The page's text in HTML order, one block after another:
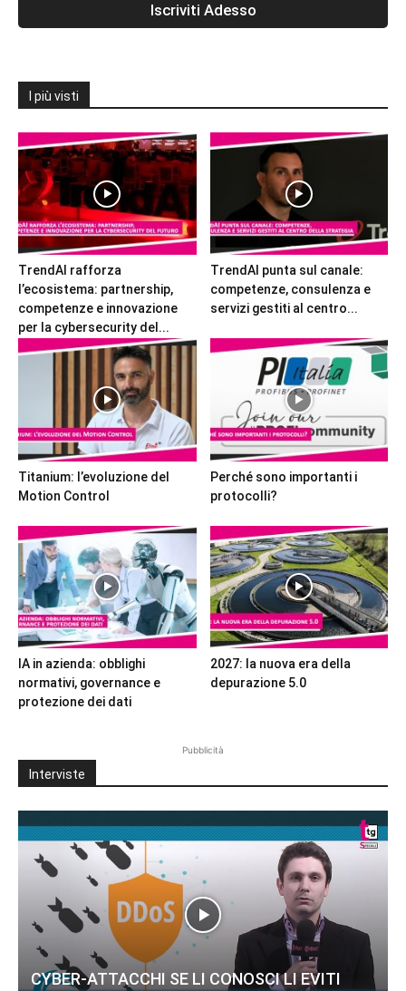
I più visti
TrendAI rafforza
l’ecosistema: partnership,
competenze e innovazione
per la cybersecurity del...
TrendAI punta sul canale:
competenze, consulenza e
servizi gestiti al centro...
Titanium: l’evoluzione del
Motion Control
Perché sono importanti i
protocolli?
IA in azienda: obblighi
normativi, governance e
protezione dei dati
2027: la nuova era della
depurazione 5.0
Pubblicità
Interviste
CYBER-ATTACCHI SE LI CONOSCI LI EVITI